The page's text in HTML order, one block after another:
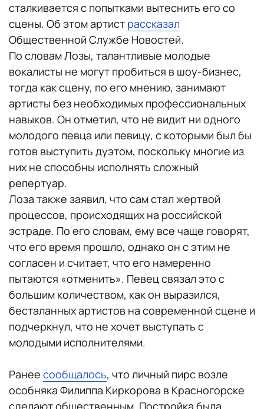
сталкивается с попытками вытеснить его со
сцены. Об этом артист рассказал
Общественной Службе Новостей.
По словам Лозы, талантливые молодые
вокалисты не могут пробиться в шоу-бизнес,
тогда как сцену, по его мнению, занимают
артисты без необходимых профессиональных
навыков. Он отметил, что не видит ни одного
молодого певца или певицу, с которыми был бы
готов выступить дуэтом, поскольку многие из
них не способны исполнять сложный
репертуар.
Лоза также заявил, что сам стал жертвой
процессов, происходящих на российской
эстраде. По его словам, ему все чаще говорят,
что его время прошло, однако он с этим не
согласен и считает, что его намеренно
пытаются «отменить». Певец связал это с
большим количеством, как он выразился,
бесталанных артистов на современной сцене и
подчеркнул, что не хочет выступать с
молодыми исполнителями.
Ранее сообщалось, что личный пирс возле
особняка Филиппа Киркорова в Красногорске
сделают общественным. Постройка была